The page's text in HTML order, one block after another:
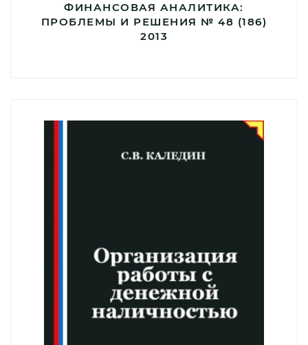
ФИНАНСОВАЯ АНАЛИТИКА:
ПРОБЛЕМЫ И РЕШЕНИЯ № 48 (186)
2013